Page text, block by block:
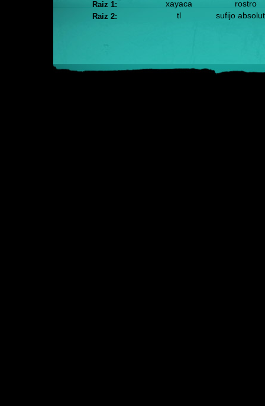
Raiz 1: xayaca rostro
Raiz 2: tl sufijo